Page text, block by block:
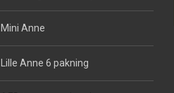
Mini Anne
Lille Anne 6 pakning